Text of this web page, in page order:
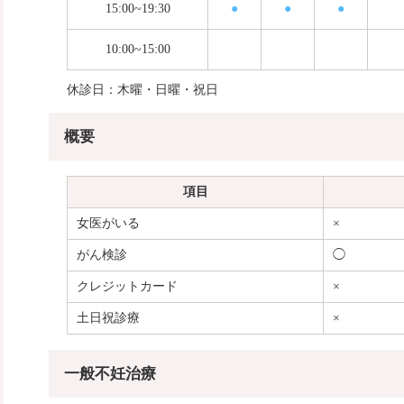
15:00~19:30 ● ● ●
10:00~15:00
休診日：木曜・日曜・祝日
概要
項目
女医がいる ×
がん検診 ◯
クレジットカード ×
土日祝診療 ×
一般不妊治療